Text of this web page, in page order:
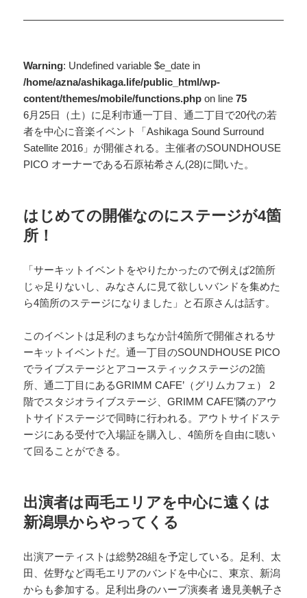
Warning: Undefined variable $e_date in
/home/azna/ashikaga.life/public_html/wp-
content/themes/mobile/functions.php on line75
6月25日（土）に足利市通一丁目、通二丁目で20代の若
者を中心に音楽イベント「Ashikaga Sound Surround
Satellite 2016」が開催される。主催者のSOUNDHOUSE
PICO オーナーである石原祐希さん(28)に聞いた。
はじめての開催なのにステージが4箇
所！
「サーキットイベントをやりたかったので例えば2箇所
じゃ足りないし、みなさんに見て欲しいバンドを集めた
ら4箇所のステージになりました」と石原さんは話す。
このイベントは足利のまちなか計4箇所で開催されるサ
ーキットイベントだ。通一丁目のSOUNDHOUSE PICO
でライブステージとアコースティックステージの2箇
所、通二丁目にあるGRIMM CAFE’（グリムカフェ） 2
階でスタジオライブステージ、GRIMM CAFE’隣のアウ
トサイドステージで同時に行われる。アウトサイドステ
ージにある受付で入場証を購入し、4箇所を自由に聴い
て回ることができる。
出演者は両毛エリアを中心に遠くは
新潟県からやってくる
出演アーティストは総勢28組を予定している。足利、太
田、佐野など両毛エリアのバンドを中心に、東京、新潟
からも参加する。足利出身のハープ演奏者 邊見美帆子さ